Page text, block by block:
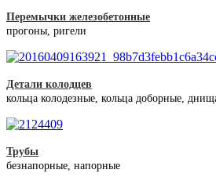
Перемычки железобетонные
прогоны, ригели
Детали колодцев
кольца колодезные, кольца доборные,
Трубы
безнапорные, напорные